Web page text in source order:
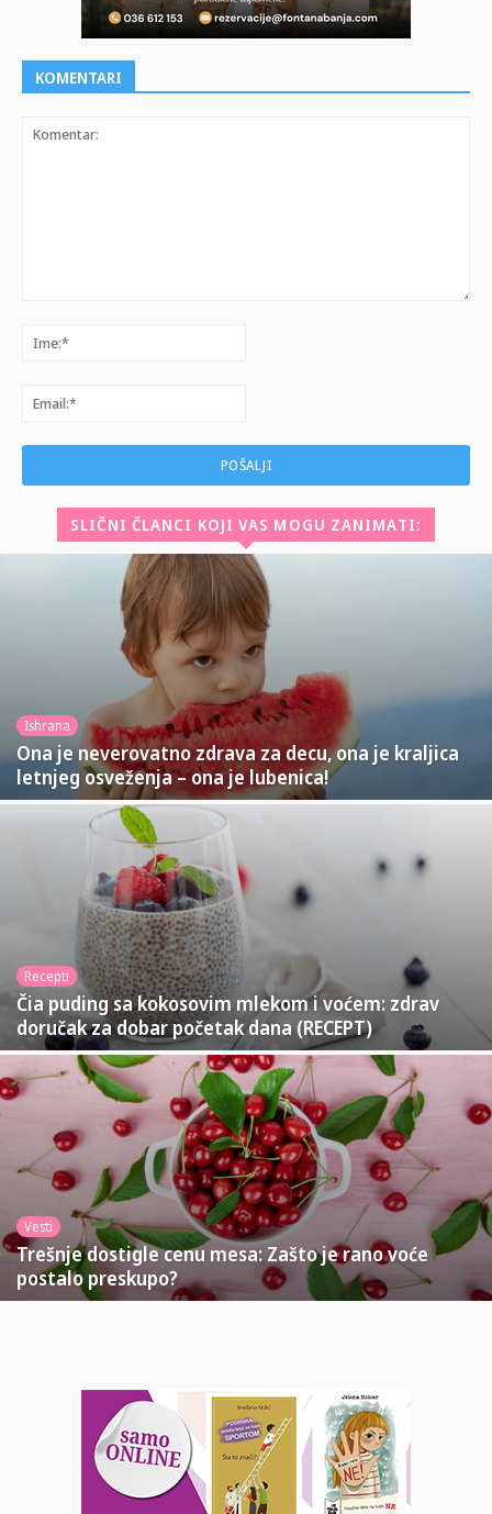
KOMENTARI
SLIČNI ČLANCI KOJI VAS MOGU ZANIMATI:
Ishrana
Ona je neverovatno zdrava za decu, ona je kraljica
letnjeg osveženja – ona je lubenica!
Recepti
Čia puding sa kokosovim mlekom i voćem: zdrav
doručak za dobar početak dana (RECEPT)
Vesti
Trešnje dostigle cenu mesa: Zašto je rano voće
postalo preskupo?